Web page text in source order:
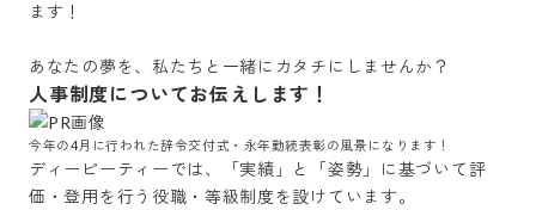
ます！
あなたの夢を、私たちと一緒にカタチにしませんか？
人事制度についてお伝えします！
今年の4月に行われた辞令交付式・永年勤続表彰の風景になります！
ディーピーティーでは、「実績」と「姿勢」に基づいて評
価・登用を行う役職・等級制度を設けています。